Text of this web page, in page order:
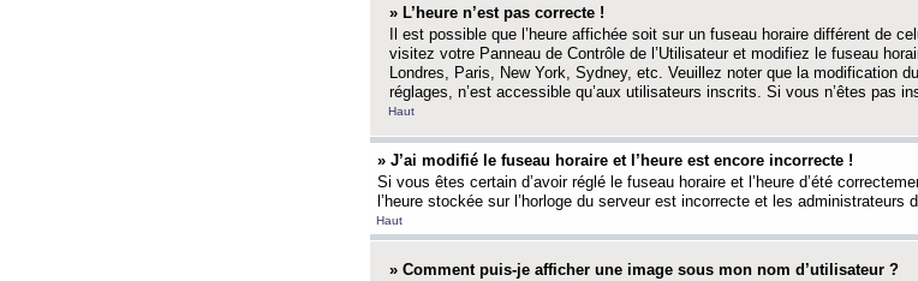
» L’heure n’est pas correcte !
Il est possible que l’heure affichée soit sur un fuseau horaire différent de
visitez votre Panneau de Contrôle de l’Utilisateur et modifiez le fuseau
Londres, Paris, New York, Sydney, etc. Veuillez noter que la modification
réglages, n’est accessible qu’aux utilisateurs inscrits. Si vous n’êtes pas
Haut
» J’ai modifié le fuseau horaire et l’heure est encore incorrecte !
Si vous êtes certain d’avoir réglé le fuseau horaire et l’heure d’été
l’heure stockée sur l’horloge du serveur est incorrecte et les administrateurs
Haut
» Comment puis-je afficher une image sous mon nom d’utilisateur ?